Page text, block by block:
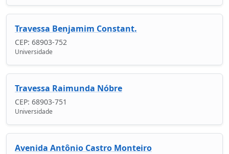
Travessa Benjamim Constant.
CEP: 68903-752
Universidade
Travessa Raimunda Nóbre
CEP: 68903-751
Universidade
Avenida Antônio Castro Monteiro